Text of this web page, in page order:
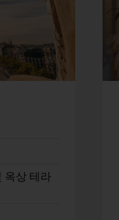
옥상 테라